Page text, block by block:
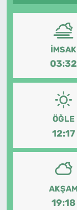
İMSAK
03:32
ÖĞLE
12:17
AKŞAM
19:18
SAĞLIK
TV REHBERİ